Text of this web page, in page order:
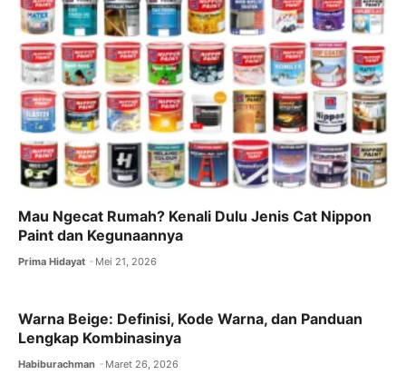
o
o
k
o
n
Mau Ngecat Rumah? Kenali Dulu Jenis Cat Nippon
Paint dan Kegunaannya
Prima Hidayat Mei 21, 2026
Warna Beige: Definisi, Kode Warna, dan Panduan
Lengkap Kombinasinya
Habiburachman Maret 26, 2026